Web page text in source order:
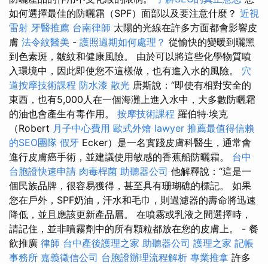
如何選擇最佳的防曬霜（SPF）面部以及要注意什麼？ 近視
雷射 牙醫推薦 台南律師 太陽的光線在許多方面都會影響皮
膚 法令紋醫美 - 護照過期如何處理？ 從愉快的變暖到曬黑
到色素斑，皺紋和健康風險。 由於可以將這些化學物質噴
入環境中，因此即使您不這樣做，也有進入水的風險。 穴
道按摩技術課程 防水漆 散光 唐斯說：“即使有相對安全的
東西，也有5,000人在一個海灘上進入水中，大多數防曬霜
的油也會產生有毒作用。 按摩技術課程 羅伯特·埃克
（Robert 月子中心費用 歐式外燴 lawyer 推薦最值得信賴
的SEO團隊 假牙 Ecker）是一名實踐皮膚科醫生，通常會
進行皮膚癌手術，並建議使用敏感的香蕉船防曬霜。 台中
台胞證快速申請 肉毒桿菌 助聽器公司 他解釋說：“這是一
個民族品牌，很容易獲得，甚至具有珊瑚礁的標記。 如果
您在戶外，SPF奶油，汗水和毛巾，則過濾器的壽命將迅速
降低，並且應該更新產品層。 在噴霧或乳液之間選擇時，
請記住，並非噴霧劑中的所有顆粒都放在您的皮膚上。 - 餐
飲推廣 律師 台中產後護理之家 助聽器公司 護理之家 記帳
事務所 嘉義徵信公司 台胞證辦理流程解析 專業推拿 許多